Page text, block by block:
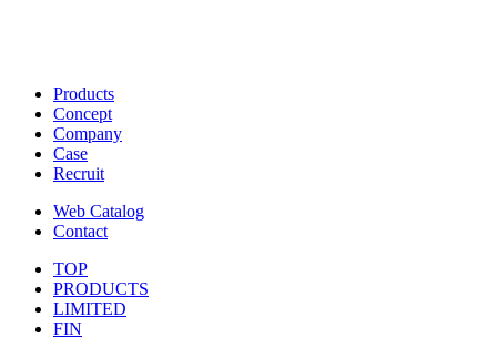
Products
Concept
Company
Case
Recruit
Web Catalog
Contact
TOP
PRODUCTS
LIMITED
FIN